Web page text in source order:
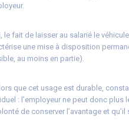
le fait de laisser au salarié le
une mise à disposition
au moins en partie).
que cet usage est durable,
: l’employeur ne peut donc
de conserver l’avantage et